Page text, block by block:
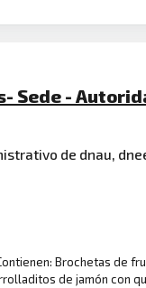
Sede -
de dnau,
Brochetas de
de jamón con